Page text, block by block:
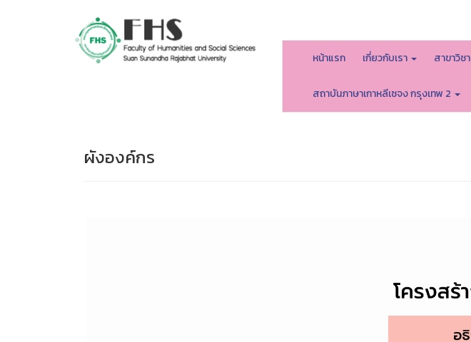
หน้าแรก เกี่ยวกับเรา สาขาวิชา
สถาบันภาษาเกาหลีเซจง กรุงเทพ 2
ผังองค์กร